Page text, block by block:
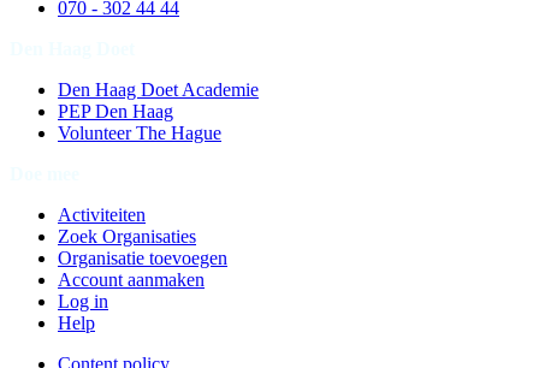
070 - 302 44 44
Den Haag Doet Academie
PEP Den Haag
Volunteer The Hague
Activiteiten
Zoek Organisaties
Organisatie toevoegen
Account aanmaken
Log in
Help